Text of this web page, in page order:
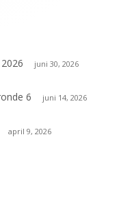
juni 30, 2026
6 juni 14, 2026
april 9, 2026